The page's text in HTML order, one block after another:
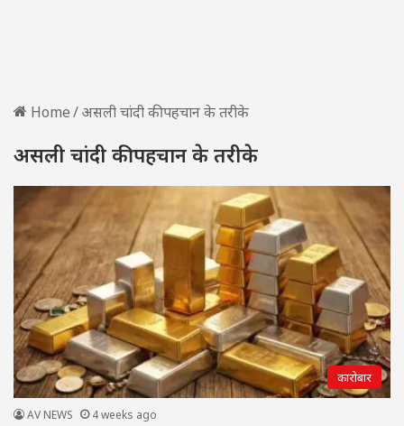
Home/असली चांदी की पहचान के तरीके
असली चांदी की पहचान के तरीके
कारोबार
AV NEWS 4 weeks ago